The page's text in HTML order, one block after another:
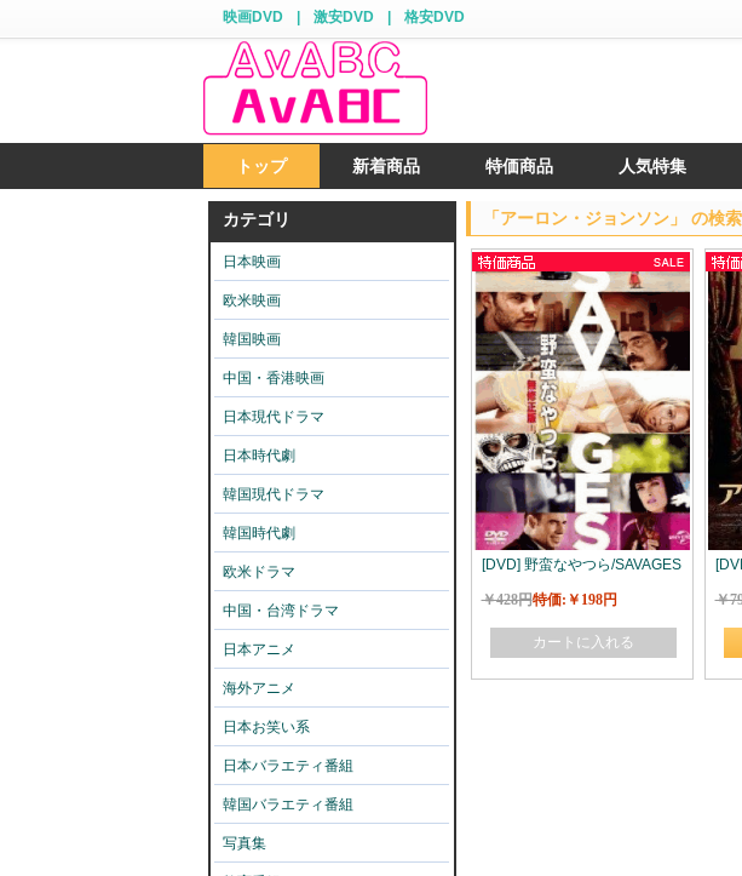
映画DVD 激安DVD 格安DVD
トップ 新着商品 特価商品 人気特集
カテゴリ
日本映画
欧米映画
韓国映画
中国・香港映画
日本現代ドラマ
日本時代劇
韓国現代ドラマ
韓国時代劇
欧米ドラマ
中国・台湾ドラマ
日本アニメ
海外アニメ
日本お笑い系
日本バラエティ番組
韓国バラエティ番組
写真集
「アーロン・ジョンソン」 の検
[DVD] 野蛮なやつら/SAVAGES
￥428円特価:￥198円
カートに入れる
￥